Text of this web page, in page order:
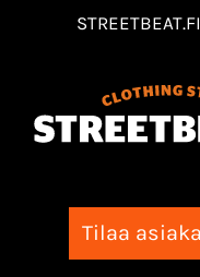
STREETBEAT.FI